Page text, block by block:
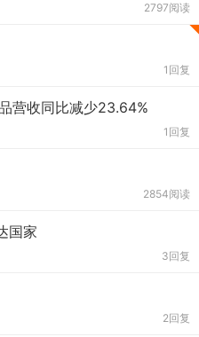
2797阅读
1回复
营收同比减少23.64%
1回复
2854阅读
国家
3回复
2回复